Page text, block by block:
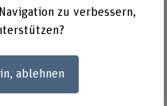
zu verbessern,
ablehnen